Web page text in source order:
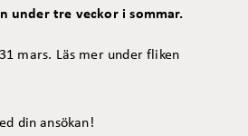
under tre veckor i sommar.
mars. Läs mer under fliken
din ansökan!